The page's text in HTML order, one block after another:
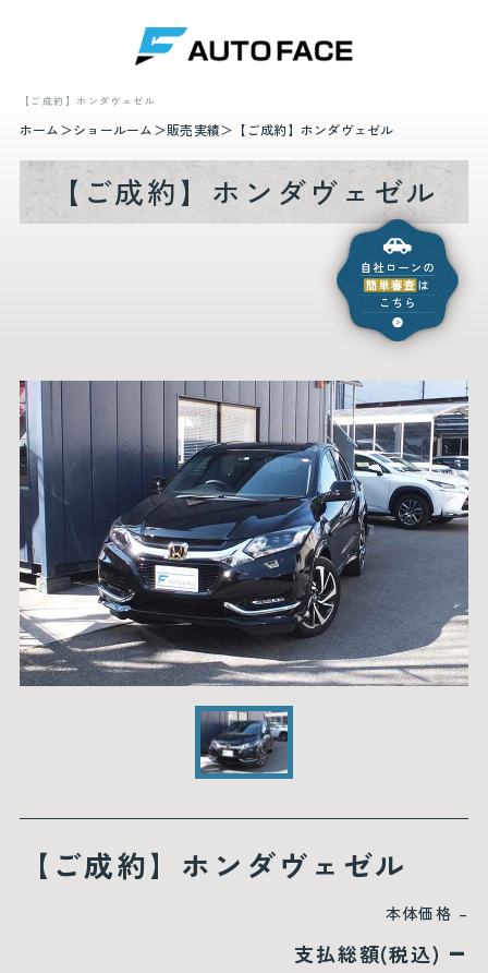
【ご成約】ホンダヴェゼル
ホーム ショールーム 販売実績 【ご成約】ホンダヴェゼル
【ご成約】ホンダヴェゼル
【ご成約】ホンダヴェゼル
本体価格 –
支払総額(税込) –